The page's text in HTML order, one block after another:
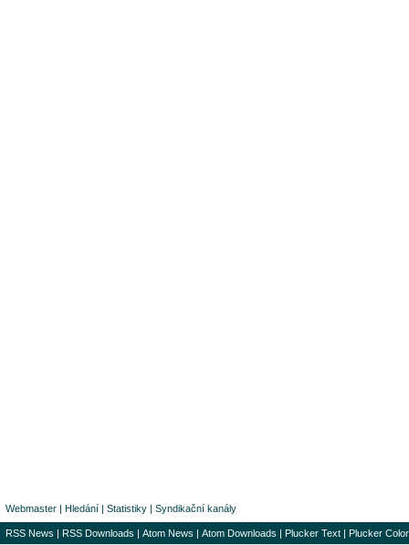
Webmaster | Hledání | Statistiky | Syndikační kanály
RSS News | RSS Downloads | Atom News | Atom Downloads | Plucker Text | Plucker Color